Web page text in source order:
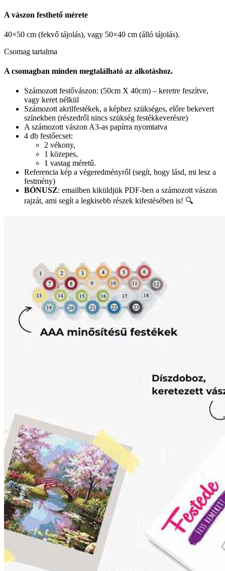
A vászon festhető mérete
40×50 cm (fekvő tájolás), vagy 50×40 cm (álló tájolás).
Csomag tartalma
A csomagban minden megtalálható az alkotáshoz.
Számozott festővászon: (50cm X 40cm) – keretre feszítve,
vagy keret nélkül
Számozott akrilfestékek, a képhez szükséges, előre bekevert
színekben (részedről nincs szükség festékkeverésre)
A számozott vászon A3-as papírra nyomtatva
4 db festőecset:
2 vékony,
1 közepes,
1 vastag méretű.
Referencia kép a végeredményről (segít, hogy lásd, mi lesz a
festmény)
BÓNUSZ: emailben kiküldjük PDF-ben a számozott vászon
rajzát, ami segít a legkisebb részek kifestésében is! 🔍